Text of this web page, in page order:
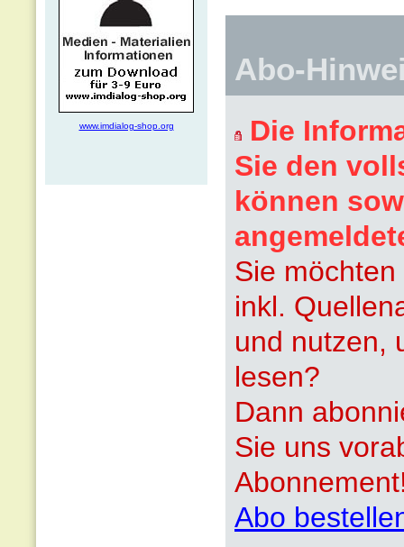
www.imdialog-shop.org
Abo-
Die
Sie den
können
Sie
inkl.
und nutzen,
lesen?
Dann
Sie uns
Abo